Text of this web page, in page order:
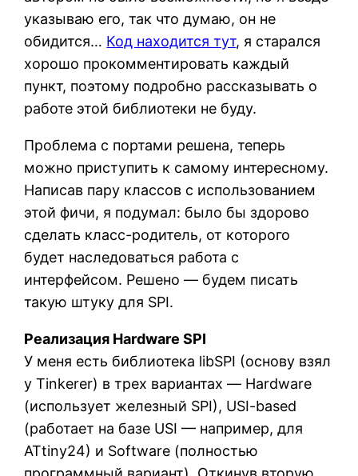
указываю его, так что думаю, он не
обидится… Код находится тут, я старался
хорошо прокомментировать каждый
пункт, поэтому подробно рассказывать о
работе этой библиотеки не буду.
Проблема с портами решена, теперь
можно приступить к самому интересному.
Написав пару классов с использованием
этой фичи, я подумал: было бы здорово
сделать класс-родитель, от которого
будет наследоваться работа с
интерфейсом. Решено — будем писать
такую штуку для SPI.
Реализация Hardware SPI
У меня есть библиотека libSPI (основу взял
у Tinkerer) в трех вариантах — Hardware
(использует железный SPI), USI-based
(работает на базе USI — например, для
ATtiny24) и Software (полностью